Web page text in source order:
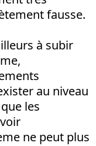
fausse.
à subir
au niveau
les
ne peut plus